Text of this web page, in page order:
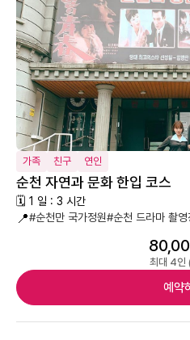
가족 친구 연인
순천 자연과 문화 한입 코스
🗓 1 일 : 3 시간
📍#순천만 국가정원#순천 드라마 촬영
최대 4인
예약